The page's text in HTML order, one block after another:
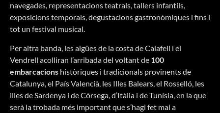
navegades, representacions teatrals, tallers infantils,
exposicions temporals, degustacions gastronòmiques i fins i
tot un festival musical.
Per altra banda, les aigües de la costa de Calafell i el
Vendrell acolliran l’arribada del voltant de 100
embarcacions històriques i tradicionals provinents de
Catalunya, el País Valencià, les Illes Balears, el Rosselló, les
illes de Sardenya i de Còrsega, d’Itàlia i de Tunísia, en la que
serà la trobada més important que s’hagi fet mai a